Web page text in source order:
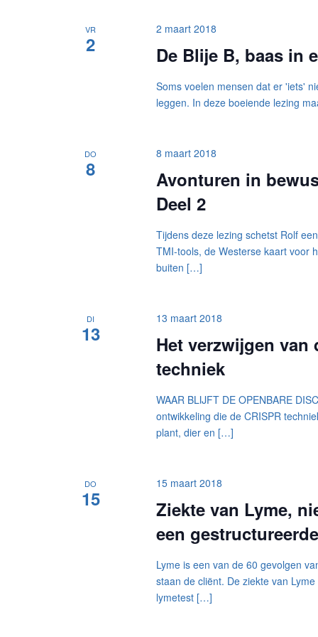
VR
2
2 maart 2018
De Blije B, baas in
Soms voelen mensen dat er 'iets'
leggen. In deze boeiende lezing
DO
8
8 maart 2018
Avonturen in
Deel 2
Tijdens deze lezing schetst Rolf
TMI-tools, de Westerse kaart voor
buiten […]
DI
13
13 maart 2018
Het verzwijgen van
techniek
WAAR BLIJFT DE OPENBARE
ontwikkeling die de CRISPR
plant, dier en […]
DO
15
15 maart 2018
Ziekte van Lyme,
een
Lyme is een van de 60 gevolgen
staan de cliënt. De ziekte van
lymetest […]